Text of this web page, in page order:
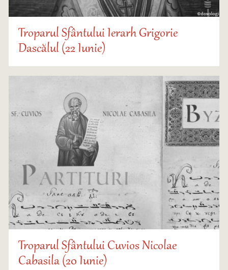
Troparul Sfântului Ierarh Grigorie
Dascălul (22 Iunie)
Troparul Sfântului Cuvios Nicolae
Cabasila (20 Iunie)